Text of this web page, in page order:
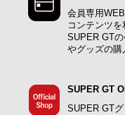
会員専用
コンテンツを
SUPER GT
やグッズの購
SUPER GT
SUPER GT